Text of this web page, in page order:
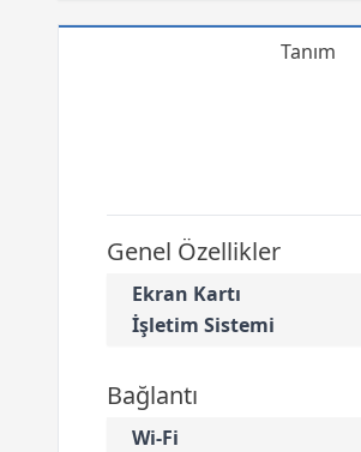
Tanım
Genel Özellikler
Ekran Kartı
İşletim Sistemi
Bağlantı
Wi-Fi